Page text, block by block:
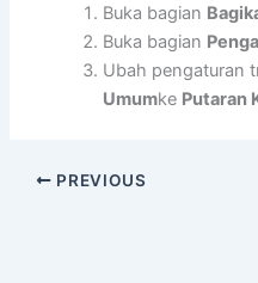
Buka bagian
Buka bagian
Ubah pengaturan
Umumke Putaran
PREVIOUS